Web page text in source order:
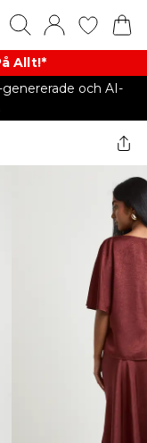
Allt!*
och AI-